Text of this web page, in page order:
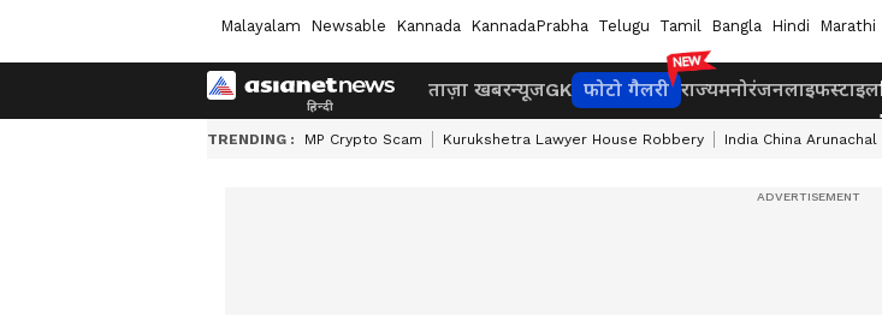
Malayalam Newsable Kannada KannadaPrabha Telugu Tamil Bangla Hindi Marathi
ताज़ा खबरन्यूजGK फोटो गैलरी राज्यमनोरंजनलाइफस्टाइल
TRENDING : MP Crypto Scam Kurukshetra Lawyer House Robbery India China Arunachal